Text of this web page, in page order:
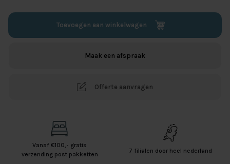
Toevoegen aan winkelwagen
Maak een afspraak
Offerte aanvragen
Vanaf €100,- gratis
verzending post pakketten
7 filialen door heel nederland